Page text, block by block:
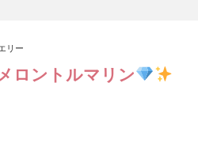
リー
ロントルマリン